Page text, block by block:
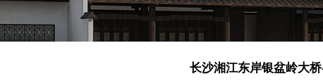
长沙湘江东岸银盆岭大